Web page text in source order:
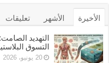
الأخيرة الأشهر تعليقات
التهديد
التسوق
20 يونيو، 2026